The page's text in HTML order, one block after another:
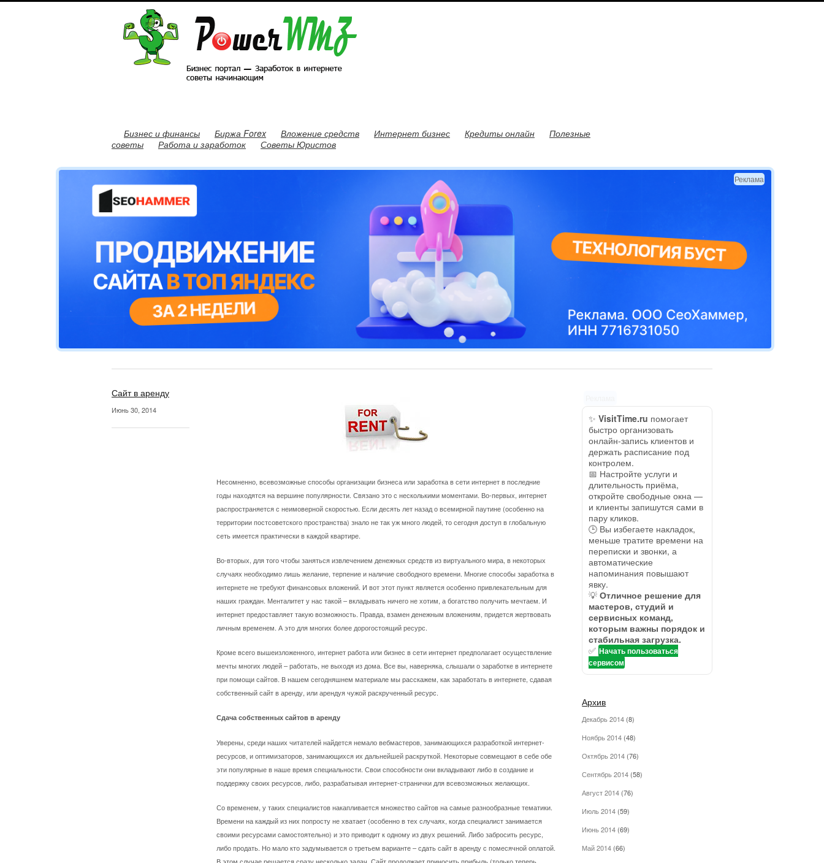
Бизнес и финансы Биржа Forex Вложение средств Интернет бизнес Кредиты онлайн
Полезные
советы
Работа и заработок Советы Юристов
Реклама
Сайт в аренду
Июнь 30, 2014
Несомненно, всевозможные способы организации бизнеса или заработка в сети интернет в последние
годы находятся на вершине популярности. Связано это с несколькими моментами. Во-первых, интернет
распространяется с неимоверной скоростью. Если десять лет назад о всемирной паутине (особенно на
территории постсоветского пространства) знало не так ужмного людей, то сегодня доступ в глобальную
сеть имеется практически в каждой квартире.
Во-вторых, для того чтобы заняться извлечением денежных средств из виртуального мира, в некоторых
случаях необходимо лишь желание, терпение и наличие свободного времени. Многие способы заработка в
интернете не требуют финансовых вложений. И вот этот пункт является особенно привлекательным для
наших граждан. Менталитет у нас такой – вкладывать ничего не хотим, а богатство получить мечтаем. И
интернет предоставляет такую возможность. Правда, взамен денежным вложениям, придется жертвовать
личным временем. А это для многих более дорогостоящий ресурс.
Кроме всего вышеизложенного, интернет работа или бизнес в сети интернет предполагает осуществление
мечты многих людей – работать, не выходя из дома. Все вы, наверняка, слышали о заработке в интернете
при помощи сайтов. В нашем сегодняшнем материале мы расскажем, как заработать в интернете, сдавая
собственный сайт в аренду, или арендуя чужой раскрученный ресурс.
Сдача собственных сайтов в аренду
Уверены, среди наших читателей найдется немало вебмастеров, занимающихся разработкой интернет-
ресурсов, и оптимизаторов, занимающихся их дальнейшей раскруткой. Некоторые совмещают в себе обе
эти популярные в наше время специальности. Свои способности они вкладывают либо в создание и
поддержку своих ресурсов, либо, разрабатывая интернет-странички для всевозможных желающих.
Со временем, у таких специалистов накапливается множество сайтов на самые разнообразные тематики.
Времени на каждый из них попросту не хватает (особенно в тех случаях, когда специалист занимается
своими ресурсами самостоятельно) и это приводит к одному из двух решений. Либо забросить ресурс,
либо продать. Но мало кто задумывается о третьем варианте – сдать сайт в аренду с помесячной оплатой.
В этом случае решается сразу несколько задач. Сайт продолжает приносить прибыль (только теперь
✨VisitTime.ru помогает
быстро организовать
онлайн-запись клиентов и
держать расписание под
контролем.
📅 Настройте услуги и
длительность приёма,
откройте свободные окна —
и клиенты запишутся сами в
пару кликов.
🕒 Вы избегаете накладок,
меньше тратите времени на
переписки и звонки, а
автоматические
напоминания повышают
явку.
💡Отличное решение для
мастеров, студий и
сервисных команд,
которым важны порядок и
стабильная загрузка.
✅Начать пользоваться
сервисом
Архив
Декабрь 2014 (8)
Ноябрь 2014 (48)
Октябрь 2014 (76)
Сентябрь 2014 (58)
Август 2014 (76)
Июль 2014 (59)
Июнь 2014 (69)
Май 2014 (66)